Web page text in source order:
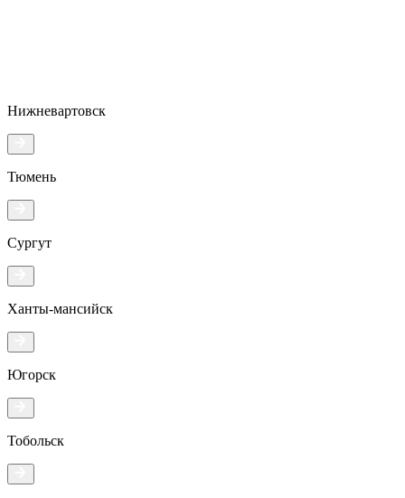
Нижневартовск
Тюмень
Сургут
Ханты-мансийск
Югорск
Тобольск